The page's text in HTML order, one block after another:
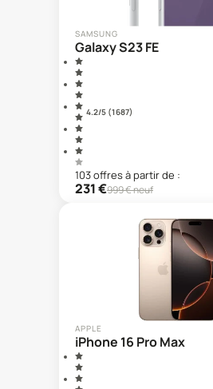
SAMSUNG
Galaxy S23 FE
4.2/5 (1 687)
103offresà partir de :
231€999€ neuf
APPLE
iPhone 16 Pro Max